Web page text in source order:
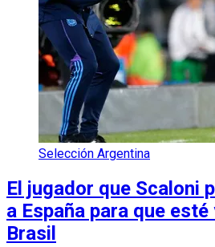
Selección Argentina
El jugador que Scaloni
a España para que
Brasil